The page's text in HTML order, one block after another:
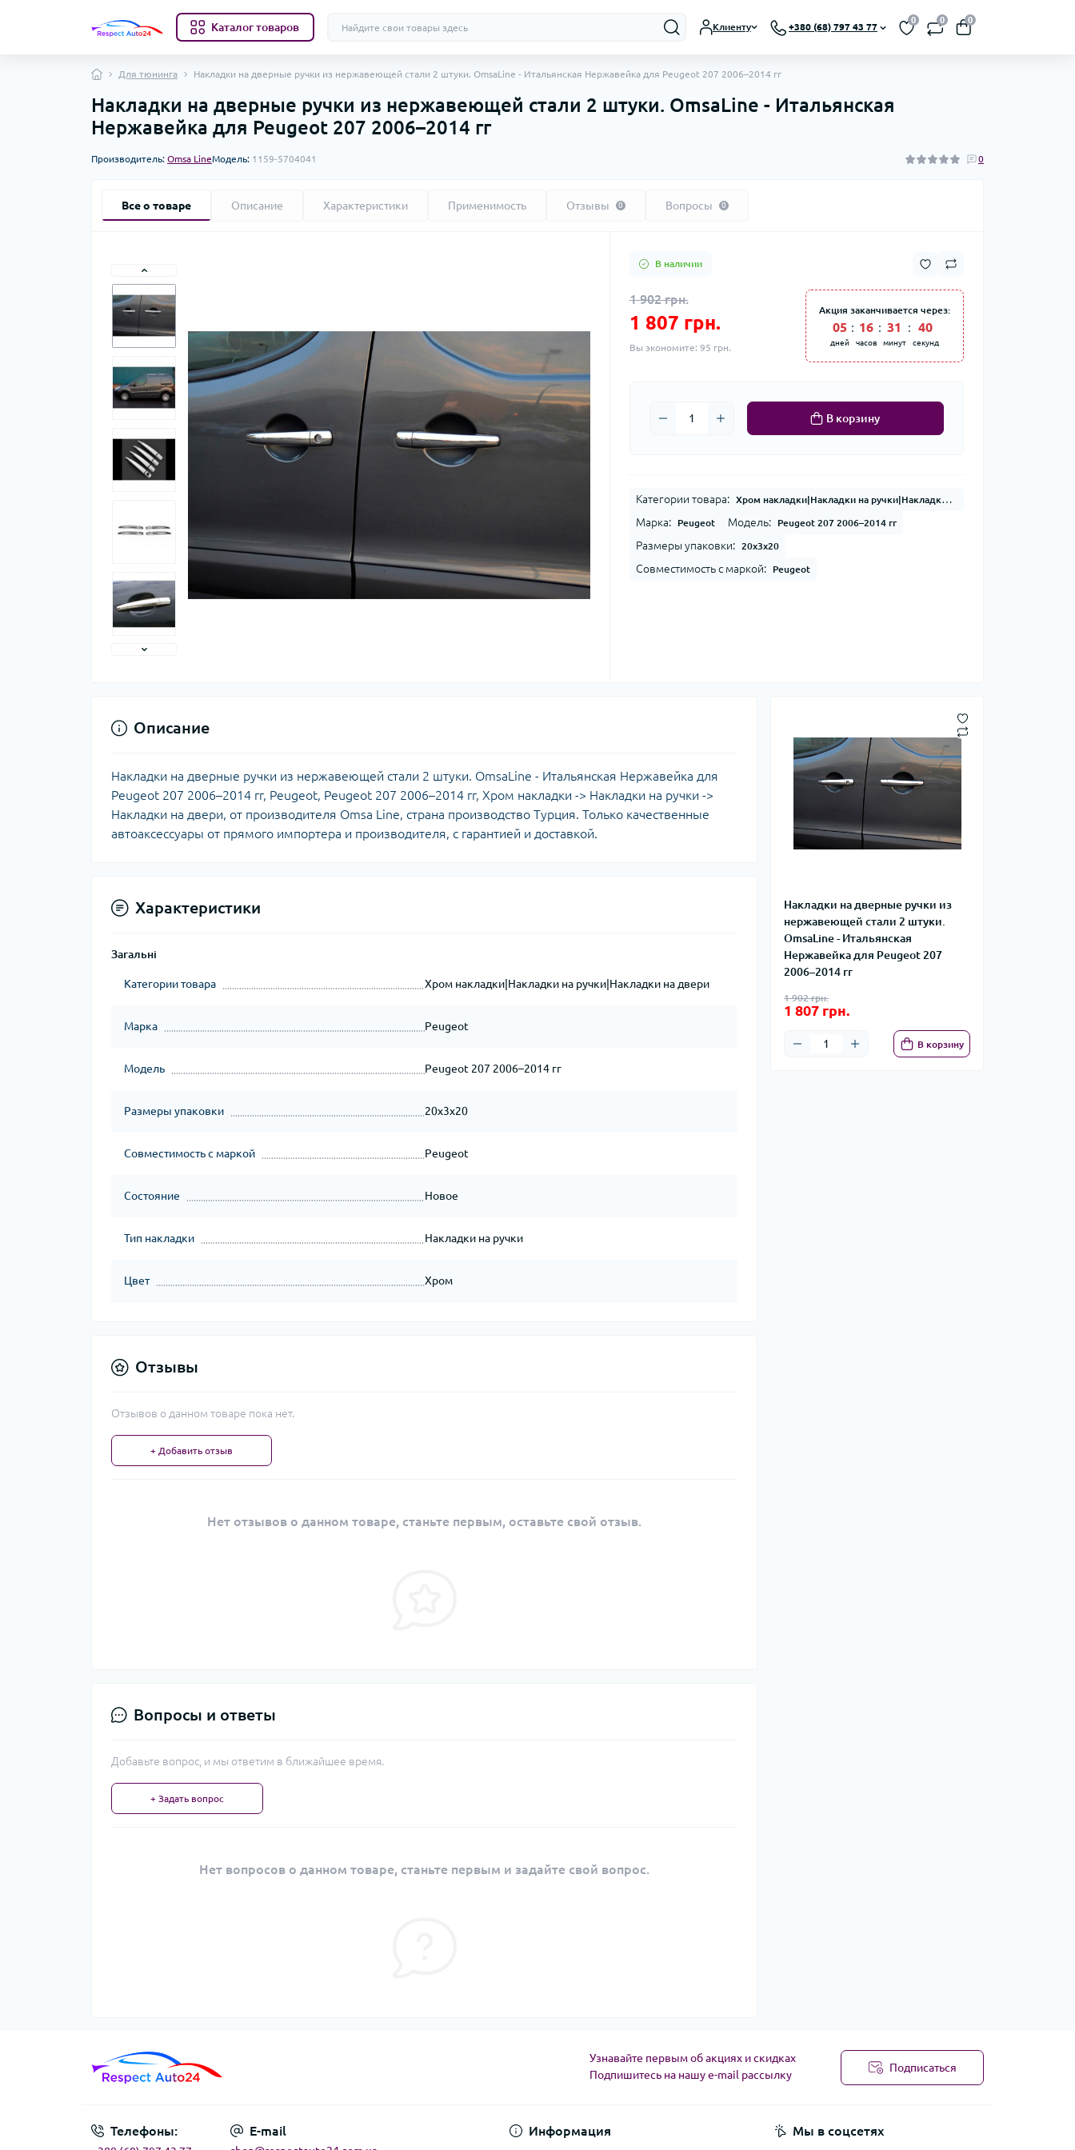
Каталог товаров Клиенту +380 (68) 797 43 77
0 0 0
Для тюнинга Накладки на дверные ручки из нержавеющей стали 2 штуки. OmsaLine - Итальянская Нержавейка для Peugeot 207 2006–2014 гг
Накладки на дверные ручки из нержавеющей стали 2 штуки. OmsaLine - Итальянская
Нержавейка для Peugeot 207 2006–2014 гг
Производитель: Omsa LineМодель: 1159-5704041 0
Все о товаре Описание Характеристики Применимость Отзывы 0 Вопросы 0
В наличии
1 902 грн.
1 807 грн.
Вы экономите: 95 грн.
Акция заканчивается через:
05
дней
16
часов
31
минут
40
секунд
В корзину
Категории товара: Хром накладки|Накладки на ручки|Накладки на двери
Марка: Peugeot Модель: Peugeot 207 2006–2014 гг
Размеры упаковки: 20x3x20
Совместимость с маркой: Peugeot
Накладки на дверные ручки из
нержавеющей стали 2 штуки.
OmsaLine - Итальянская
Нержавейка для Peugeot 207
2006–2014 гг
1 902 грн.
1 807 грн.
В корзину
Описание
Накладки на дверные ручки из нержавеющей стали 2 штуки. OmsaLine - Итальянская Нержавейка для
Peugeot 207 2006–2014 гг, Peugeot, Peugeot 207 2006–2014 гг, Хром накладки -> Накладки на ручки ->
Накладки на двери, от производителя Omsa Line, страна производство Турция. Только качественные
автоаксессуары от прямого импортера и производителя, с гарантией и доставкой.
Характеристики
Загальні
Категории товара Хром накладки|Накладки на ручки|Накладки на двери
Марка Peugeot
Модель Peugeot 207 2006–2014 гг
Размеры упаковки 20x3x20
Совместимость с маркой Peugeot
Состояние Новое
Тип накладки Накладки на ручки
Цвет Хром
Отзывы
Отзывов о данном товаре пока нет.
+ Добавить отзыв
Нет отзывов о данном товаре, станьте первым, оставьте свой отзыв.
Вопросы и ответы
Добавьте вопрос, и мы ответим в ближайшее время.
+ Задать вопрос
Нет вопросов о данном товаре, станьте первым и задайте свой вопрос.
Узнавайте первым об акциях и скидках
Подпишитесь на нашу e-mail рассылку
Подписаться
Телефоны: E-mail Информация Мы в соцсетях